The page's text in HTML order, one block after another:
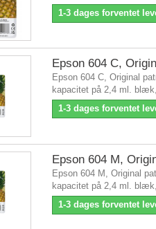
1-3 dages forventet
Epson 604 C,
Epson 604 C, Original
kapacitet på 2,4 ml.
1-3 dages forventet
Epson 604 M,
Epson 604 M, Original
kapacitet på 2,4 ml.
1-3 dages forventet